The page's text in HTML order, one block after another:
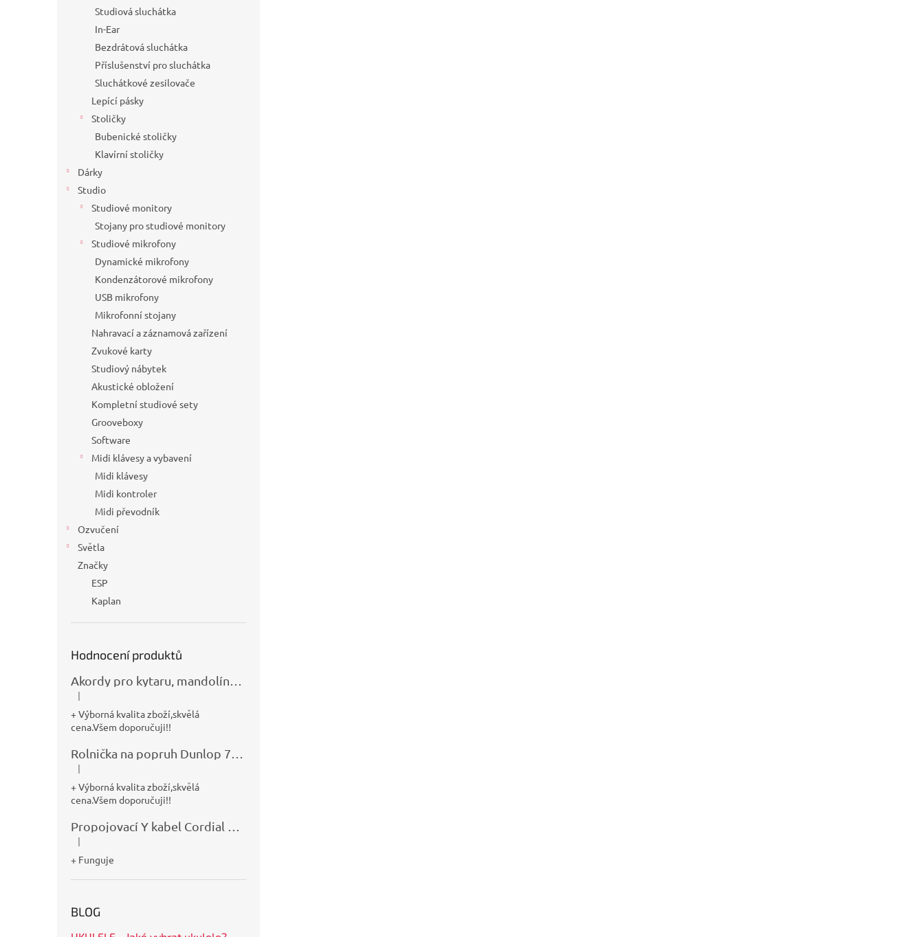
Studiová sluchátka
In-Ear
Bezdrátová sluchátka
Příslušenství pro sluchátka
Sluchátkové zesilovače
Lepící pásky
Stoličky
Bubenické stoličky
Klavírní stoličky
Dárky
Studio
Studiové monitory
Stojany pro studiové monitory
Studiové mikrofony
Dynamické mikrofony
Kondenzátorové mikrofony
USB mikrofony
Mikrofonní stojany
Nahravací a záznamová zařízení
Zvukové karty
Studiový nábytek
Akustické obložení
Kompletní studiové sety
Grooveboxy
Software
Midi klávesy a vybavení
Midi klávesy
Midi kontroler
Midi převodník
Ozvučení
Světla
Značky
ESP
Kaplan
Hodnocení produktů
Hodnocení produktu je 5 z 5 hvězdiček.
|
+ Výborná kvalita zboží,skvělá
cena.Všem doporučuji!!
Hodnocení produktu je 5 z 5 hvězdiček.
|
+ Výborná kvalita zboží,skvělá
cena.Všem doporučuji!!
Hodnocení produktu je 5 z 5 hvězdiček.
|
+ Funguje
BLOG